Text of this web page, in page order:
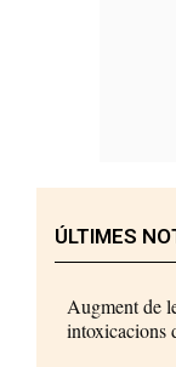
ÚLTIMES
Augment de
intoxicacions